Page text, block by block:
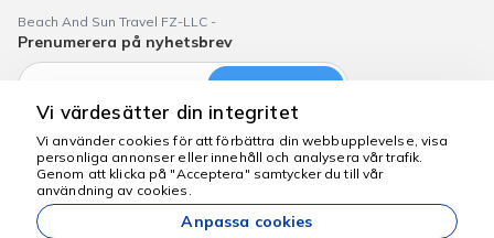
Beach And Sun Travel FZ-LLC -
Prenumerera på nyhetsbrev
Prenumerera
Dubai Aktiviteleri
Vi värdesätter din integritet
Vi använder cookies för att förbättra din webbupplevelse, visa
personliga annonser eller innehåll och analysera vår trafik.
Genom att klicka på "Acceptera" samtycker du till vår
användning av cookies.
Anpassa cookies
Vi finns här för att
hjälpa